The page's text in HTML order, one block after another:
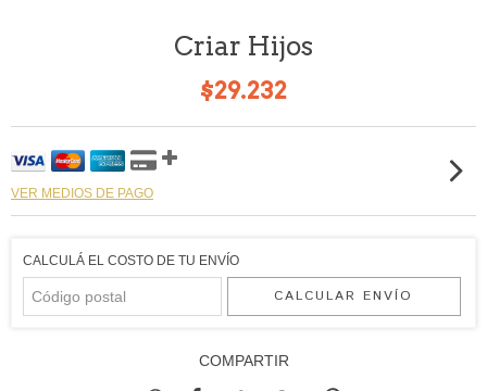
Criar Hijos
$29.232
VER MEDIOS DE PAGO
CALCULÁ EL COSTO DE TU ENVÍO
CALCULAR ENVÍO
COMPARTIR